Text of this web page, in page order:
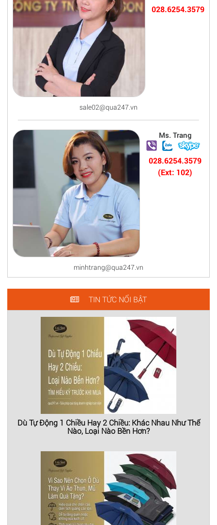
028.6254.3579
sale02@qua247.vn
Ms. Trang
028.6254.3579
(Ext: 102)
minhtrang@qua247.vn
TIN TỨC NỔI BẬT
Dù Tự Động 1 Chiều Hay 2 Chiều: Khác Nhau Như Thế
Nào, Loại Nào Bền Hơn?